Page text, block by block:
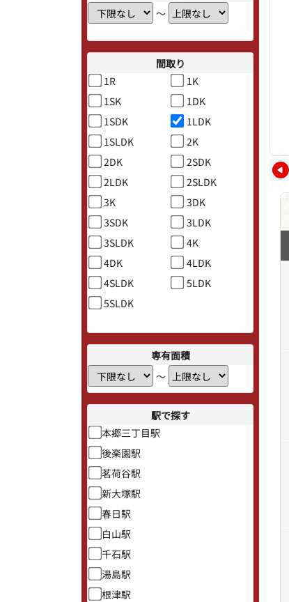
〜
間取り
1R
1K
1SK
1DK
1SDK
1LDK
1SLDK
2K
2DK
2SDK
2LDK
2SLDK
3K
3DK
3SDK
3LDK
3SLDK
4K
4DK
4LDK
4SLDK
5LDK
5SLDK
専有面積
〜
駅で探す
本郷三丁目駅
後楽園駅
茗荷谷駅
新大塚駅
春日駅
白山駅
千石駅
湯島駅
根津駅